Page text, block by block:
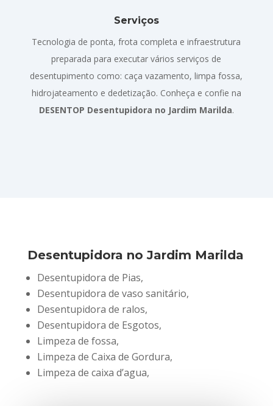
Serviços
Tecnologia de ponta, frota completa e infraestrutura
preparada para executar vários serviços de
desentupimento como: caça vazamento, limpa fossa,
hidrojateamento e dedetização. Conheça e confie na
DESENTOP Desentupidora no Jardim Marilda.
Desentupidora no Jardim Marilda
Desentupidora de Pias,
Desentupidora de vaso sanitário,
Desentupidora de ralos,
Desentupidora de Esgotos,
Limpeza de fossa,
Limpeza de Caixa de Gordura,
Limpeza de caixa d’agua,